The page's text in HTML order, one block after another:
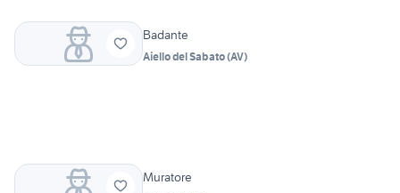
Badante
Aiello del Sabato(AV)
Muratore